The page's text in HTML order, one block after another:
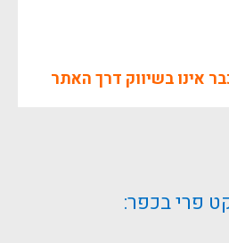
אינו בשיווק דרך האתר
פרי בכפר: